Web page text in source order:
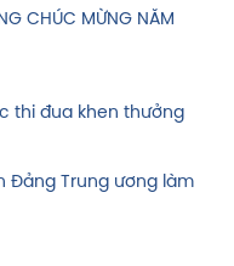
CHÚC MỪNG NĂM
thi đua khen thưởng
Đảng Trung ương làm